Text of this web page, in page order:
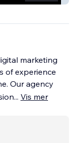
marketing
of experience
Our agency
... Vis mer